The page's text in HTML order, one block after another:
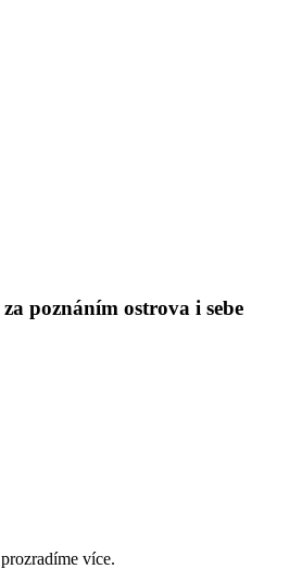
poznáním ostrova i sebe
více.